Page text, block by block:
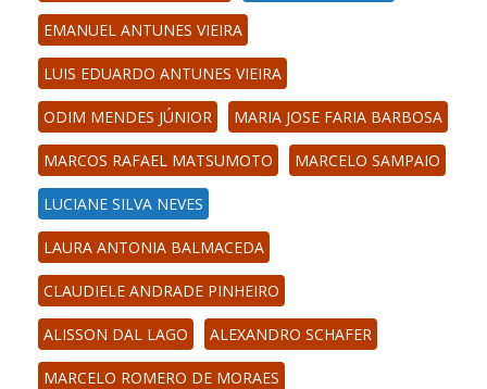
EMANUEL ANTUNES VIEIRA
LUIS EDUARDO ANTUNES VIEIRA
ODIM MENDES JÚNIOR MARIA JOSE FARIA BARBOSA
MARCOS RAFAEL MATSUMOTO MARCELO SAMPAIO
LUCIANE SILVA NEVES
LAURA ANTONIA BALMACEDA
CLAUDIELE ANDRADE PINHEIRO
ALISSON DAL LAGO ALEXANDRO SCHAFER
MARCELO ROMERO DE MORAES